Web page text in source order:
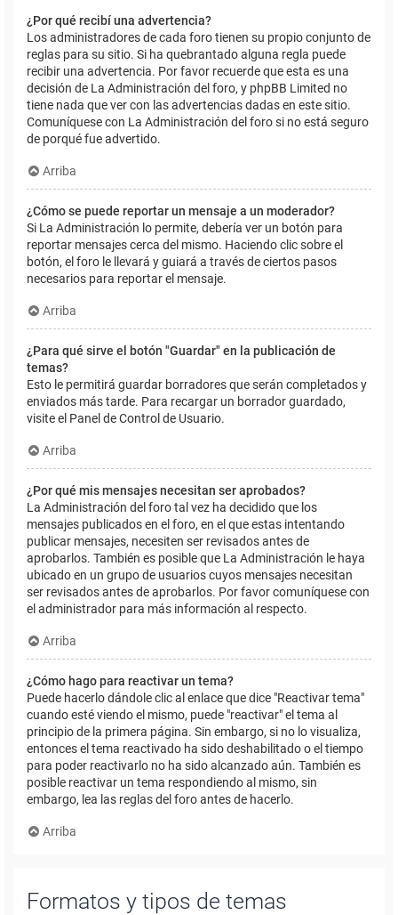
¿Por qué recibí una advertencia?
Los administradores de cada foro tienen su propio conjunto de
reglas para su sitio. Si ha quebrantado alguna regla puede
recibir una advertencia. Por favor recuerde que esta es una
decisión de La Administración del foro, y phpBB Limited no
tiene nada que ver con las advertencias dadas en este sitio.
Comuníquese con La Administración del foro si no está seguro
de porqué fue advertido.
Arriba
¿Cómo se puede reportar un mensaje a un moderador?
Si La Administración lo permite, debería ver un botón para
reportar mensajes cerca del mismo. Haciendo clic sobre el
botón, el foro le llevará y guiará a través de ciertos pasos
necesarios para reportar el mensaje.
Arriba
¿Para qué sirve el botón "Guardar" en la publicación de
temas?
Esto le permitirá guardar borradores que serán completados y
enviados más tarde. Para recargar un borrador guardado,
visite el Panel de Control de Usuario.
Arriba
¿Por qué mis mensajes necesitan ser aprobados?
La Administración del foro tal vez ha decidido que los
mensajes publicados en el foro, en el que estas intentando
publicar mensajes, necesiten ser revisados antes de
aprobarlos. También es posible que La Administración le haya
ubicado en un grupo de usuarios cuyos mensajes necesitan
ser revisados antes de aprobarlos. Por favor comuníquese con
el administrador para más información al respecto.
Arriba
¿Cómo hago para reactivar un tema?
Puede hacerlo dándole clic al enlace que dice "Reactivar tema"
cuando esté viendo el mismo, puede "reactivar" el tema al
principio de la primera página. Sin embargo, si no lo visualiza,
entonces el tema reactivado ha sido deshabilitado o el tiempo
para poder reactivarlo no ha sido alcanzado aún. También es
posible reactivar un tema respondiendo al mismo, sin
embargo, lea las reglas del foro antes de hacerlo.
Arriba
Formatos y tipos de temas